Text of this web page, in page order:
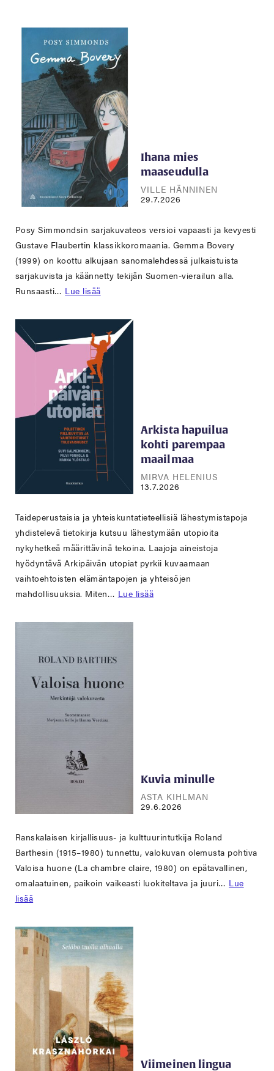
Ihana mies
maaseudulla
VILLE HÄNNINEN
29.7.2026
Posy Simmondsin sarjakuvateos versioi vapaasti ja kevyesti
Gustave Flaubertin klassikkoromaania. Gemma Bovery
(1999) on koottu alkujaan sanomalehdessä julkaistuista
sarjakuvista ja käännetty tekijän Suomen-vierailun alla.
Runsaasti… Lue lisää
Arkista hapuilua
kohti parempaa
maailmaa
MIRVA HELENIUS
13.7.2026
Taideperustaisia ja yhteiskuntatieteellisiä lähestymistapoja
yhdistelevä tietokirja kutsuu lähestymään utopioita
nykyhetkeä määrittävinä tekoina. Laajoja aineistoja
hyödyntävä Arkipäivän utopiat pyrkii kuvaamaan
vaihtoehtoisten elämäntapojen ja yhteisöjen
mahdollisuuksia. Miten… Lue lisää
Kuvia minulle
ASTA KIHLMAN
29.6.2026
Ranskalaisen kirjallisuus- ja kulttuurintutkija Roland
Barthesin (1915–1980) tunnettu, valokuvan olemusta pohtiva
Valoisa huone (La chambre claire, 1980) on epätavallinen,
omalaatuinen, paikoin vaikeasti luokiteltava ja juuri… Lue
lisää
Viimeinen lingua